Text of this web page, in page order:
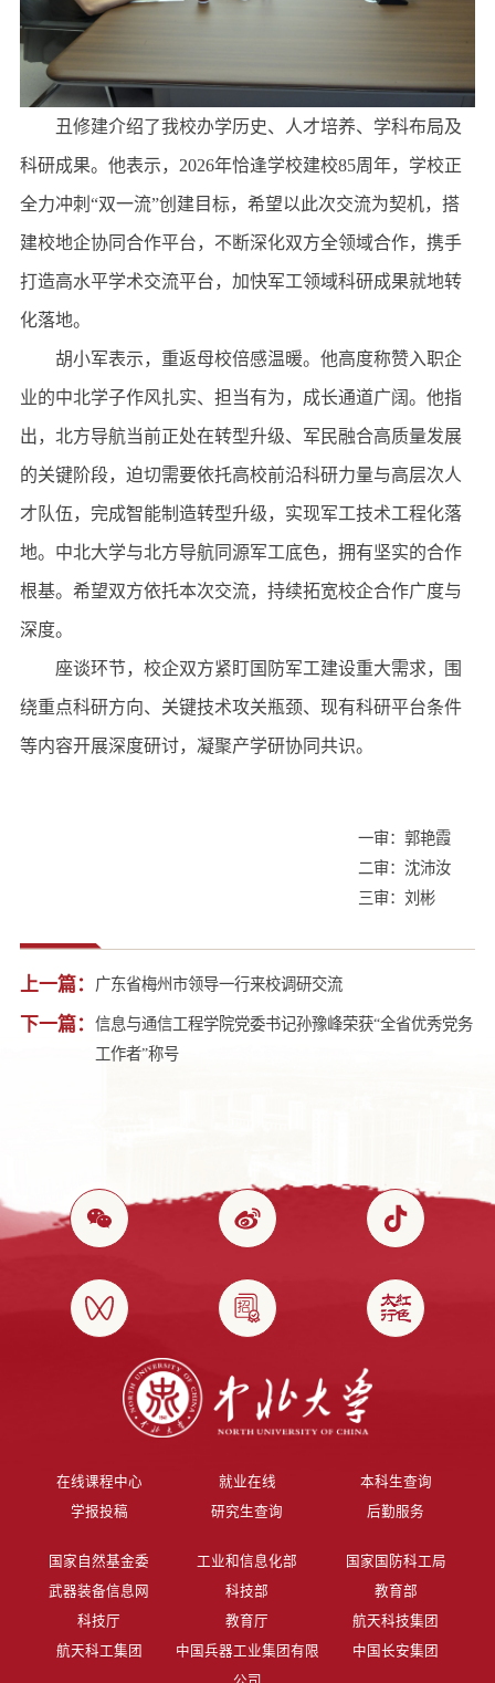
丑修建介绍了我校办学历史、人才培养、学科布局及
科研成果。他表示，2026年恰逢学校建校85周年，学校正
全力冲刺“双一流”创建目标，希望以此次交流为契机，搭
建校地企协同合作平台，不断深化双方全领域合作，携手
打造高水平学术交流平台，加快军工领域科研成果就地转
化落地。
胡小军表示，重返母校倍感温暖。他高度称赞入职企
业的中北学子作风扎实、担当有为，成长通道广阔。他指
出，北方导航当前正处在转型升级、军民融合高质量发展
的关键阶段，迫切需要依托高校前沿科研力量与高层次人
才队伍，完成智能制造转型升级，实现军工技术工程化落
地。中北大学与北方导航同源军工底色，拥有坚实的合作
根基。希望双方依托本次交流，持续拓宽校企合作广度与
深度。
座谈环节，校企双方紧盯国防军工建设重大需求，围
绕重点科研方向、关键技术攻关瓶颈、现有科研平台条件
等内容开展深度研讨，凝聚产学研协同共识。
一审：郭艳霞
二审：沈沛汝
三审：刘彬
上一篇： 广东省梅州市领导一行来校调研交流
下一篇： 信息与通信工程学院党委书记孙豫峰荣获“全省优秀党务
工作者”称号
在线课程中心 就业在线
本科生查询
学报投稿
研究生查询 后勤服务
国家自然基金委 工业和信息化部
国家国防科工局
武器装备信息网
科技部
教育部
科技厅
教育厅
航天科技集团
航天科工集团
中国兵器工业集团有限
中国长安集团